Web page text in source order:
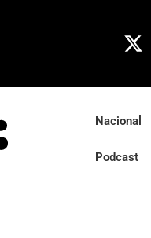
Nacional
Podcast